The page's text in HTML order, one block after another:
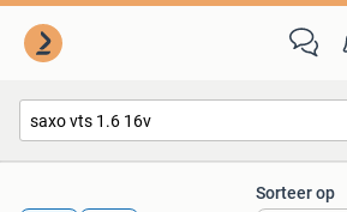
Sorteer op